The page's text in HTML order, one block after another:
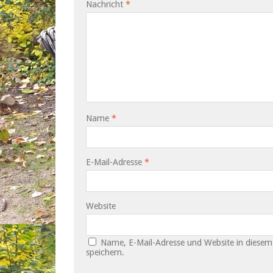
Nachricht *
Name *
E-Mail-Adresse *
Website
Name, E-Mail-Adresse und Website in
speichern.